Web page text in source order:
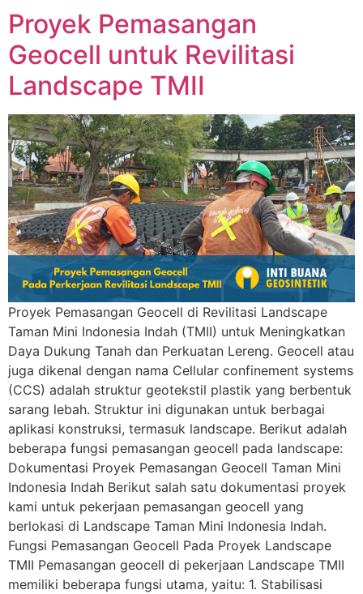
Proyek Pemasangan
Geocell untuk Revilitasi
Landscape TMII
Proyek Pemasangan Geocell di Revilitasi Landscape
Taman Mini Indonesia Indah (TMII) untuk Meningkatkan
Daya Dukung Tanah dan Perkuatan Lereng. Geocell atau
juga dikenal dengan nama Cellular confinement systems
(CCS) adalah struktur geotekstil plastik yang berbentuk
sarang lebah. Struktur ini digunakan untuk berbagai
aplikasi konstruksi, termasuk landscape. Berikut adalah
beberapa fungsi pemasangan geocell pada landscape:
Dokumentasi Proyek Pemasangan Geocell Taman Mini
Indonesia Indah Berikut salah satu dokumentasi proyek
kami untuk pekerjaan pemasangan geocell yang
berlokasi di Landscape Taman Mini Indonesia Indah.
Fungsi Pemasangan Geocell Pada Proyek Landscape
TMII Pemasangan geocell di pekerjaan Landscape TMII
memiliki beberapa fungsi utama, yaitu: 1. Stabilisasi